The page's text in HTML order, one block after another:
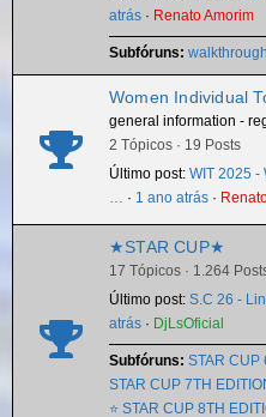
atrás · Renato Amorim
Subfóruns: walkthrough
Women Individual
general information -
2 Tópicos · 19 Posts
Último post: WIT 2025 -
· 1 ano atrás ·
★STAR CUP★
17 Tópicos · 1.264
Último post: S.C 26 -
atrás · DjLsOficial
Subfóruns: STAR CUP
STAR CUP 7TH
⭐ STAR CUP 8TH